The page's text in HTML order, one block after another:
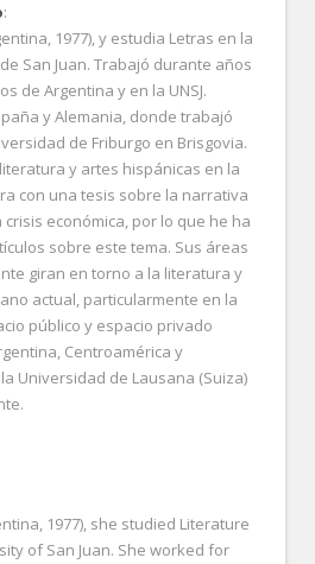
:
1977), y estudia Letras en la
San Juan. Trabajó durante años
de Argentina y en la UNSJ.
y Alemania, donde trabajó
de Friburgo en Brisgovia.
y artes hispánicas en la
con una tesis sobre la narrativa
económica, por lo que he ha
sobre este tema. Sus áreas
giran en torno a la literatura y
actual, particularmente en la
público y espacio privado
Centroamérica y
Universidad de Lausana (Suiza)
1977), she studied Literature
of San Juan. She worked for